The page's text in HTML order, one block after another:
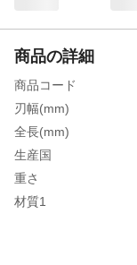
商品の詳細
商品コード
刃幅(mm)
全長(mm)
生産国
重さ
材質1